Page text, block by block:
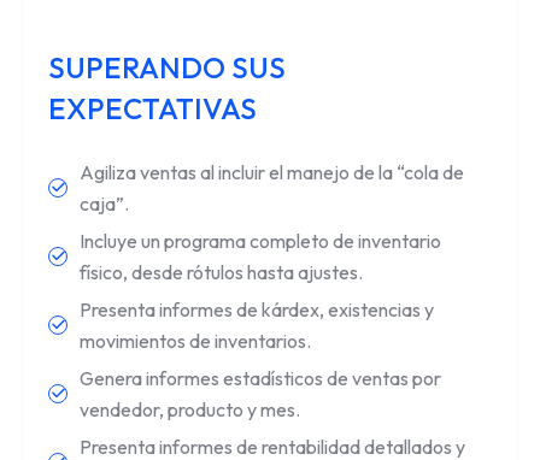
SUPERANDO SUS
EXPECTATIVAS
Agiliza ventas al incluir el manejo de la “cola de
caja”.
Incluye un programa completo de inventario
físico, desde rótulos hasta ajustes.
Presenta informes de kárdex, existencias y
movimientos de inventarios.
Genera informes estadísticos de ventas por
vendedor, producto y mes.
Presenta informes de rentabilidad detallados y